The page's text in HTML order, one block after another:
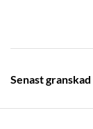
Senast granskad